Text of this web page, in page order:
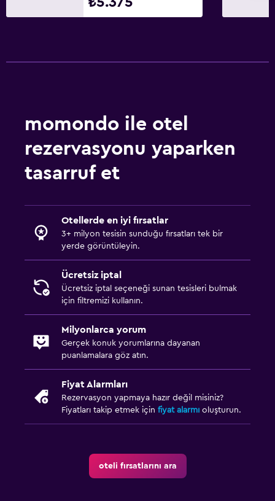
momondo ile otel
rezervasyonu yaparken
tasarruf et
Otellerde en iyi fırsatlar
3+ milyon tesisin sunduğu fırsatları tek bir
yerde görüntüleyin.
Ücretsiz iptal
Ücretsiz iptal seçeneği sunan tesisleri bulmak
için filtremizi kullanın.
Milyonlarca yorum
Gerçek konuk yorumlarına dayanan
puanlamalara göz atın.
Fiyat Alarmları
Rezervasyon yapmaya hazır değil misiniz?
Fiyatları takip etmek için fiyat alarmı oluşturun.
oteli fırsatlarını ara